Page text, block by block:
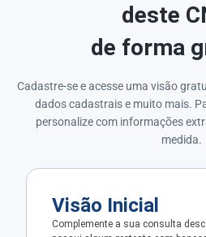
deste
de forma
Cadastre-se e acesse uma visão
dados cadastrais e muito mais.
personalize com informações
medida.
Visão Inicial
Complemente a sua consulta